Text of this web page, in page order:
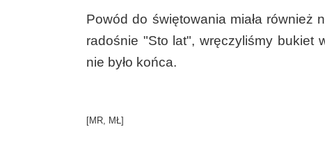
Powód do świętowania miała również
radośnie "Sto lat", wręczyliśmy bukiet
nie było końca.
[MR, MŁ]